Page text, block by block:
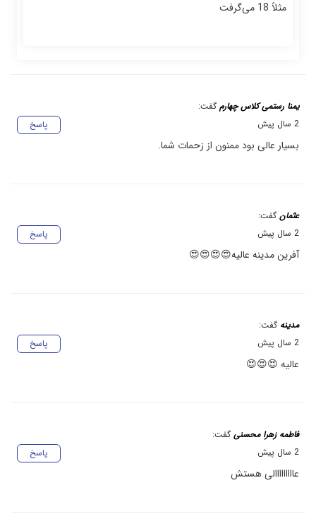
مثلاً 18 می‌گرفت
یمنا رستمی کلاس چهارم گفت:
پاسخ
2 سال پیش
بسیار عالی بود ممنون از زحمات شما.
عثمان گفت:
پاسخ
2 سال پیش
آفرین مدینه عالیه😍😍😍😍
مدینه گفت:
پاسخ
2 سال پیش
عالیه 😍😍😍
فاطمه زهرا محسنی گفت:
پاسخ
2 سال پیش
عااااااااالی هستش